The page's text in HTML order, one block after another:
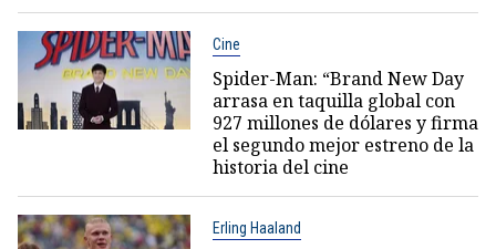
Cine
Spider-Man: “Brand New Day
arrasa en taquilla global con
927 millones de dólares y firma
el segundo mejor estreno de la
historia del cine
Erling Haaland